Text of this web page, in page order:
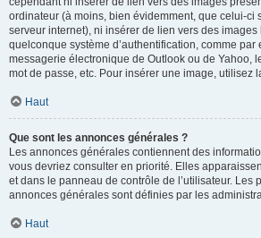
ordinateur (à moins, bien évidemment, que celui-ci
serveur internet), ni insérer de lien vers des
quelconque système d’authentification, comme par
messagerie électronique de Outlook ou de Yahoo,
mot de passe, etc. Pour insérer une image, utilisez
Haut
Que sont les annonces générales ?
Les annonces générales contiennent des
vous devriez consulter en priorité. Elles
et dans le panneau de contrôle de l’utilisateur. Les
annonces générales sont définies par les
Haut